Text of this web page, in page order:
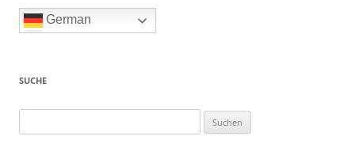
German
SUCHE
nach: